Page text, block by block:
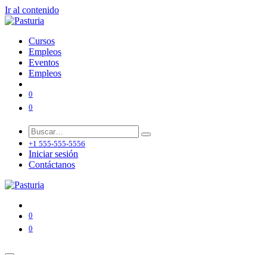
Ir al contenido
Cursos
Empleos
Eventos
Empleos
0
0
+1 555-555-5556
Iniciar sesión
Contáctanos
0
0